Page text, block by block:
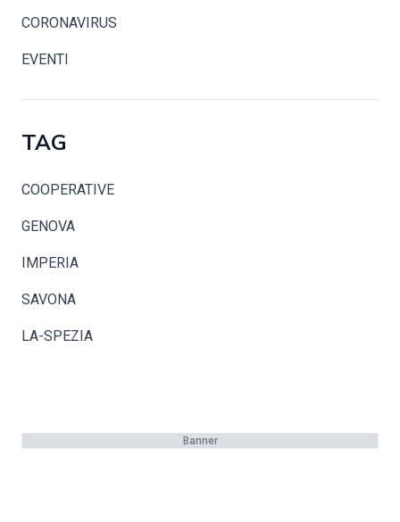
CORONAVIRUS
EVENTI
TAG
COOPERATIVE
GENOVA
IMPERIA
SAVONA
LA-SPEZIA
Banner